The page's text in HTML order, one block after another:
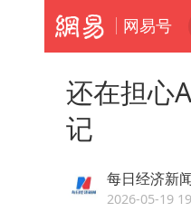
网易号
还在担心
记
每日经济新
2026-05-19